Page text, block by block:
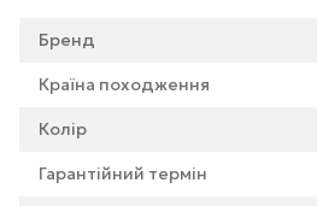
Бренд
Країна походження
Колір
Гарантійний термін